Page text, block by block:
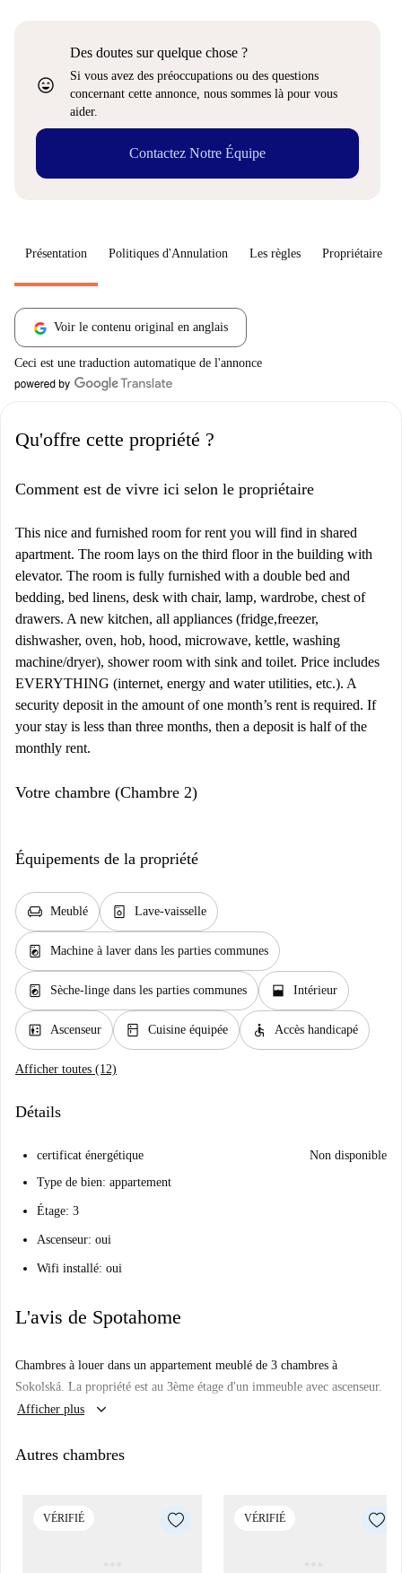
sentiment_very_satisfied
Des doutes sur quelque chose ?
Si vous avez des préoccupations ou des questions
concernant cette annonce, nous sommes là pour vous
aider.
Contactez Notre Équipe
Présentation Politiques d'Annulation Les règles Propriétaire
Voir le contenu original en anglais
Ceci est une traduction automatique de l'annonce
Qu'offre cette propriété ?
Comment est de vivre ici selon le propriétaire
This nice and furnished room for rent you will find in shared
apartment. The room lays on the third floor in the building with
elevator. The room is fully furnished with a double bed and
bedding, bed linens, desk with chair, lamp, wardrobe, chest of
drawers. A new kitchen, all appliances (fridge,freezer,
dishwasher, oven, hob, hood, microwave, kettle, washing
machine/dryer), shower room with sink and toilet. Price includes
EVERYTHING (internet, energy and water utilities, etc.). A
security deposit in the amount of one month’s rent is required. If
your stay is less than three months, then a deposit is half of the
monthly rent.
Votre chambre (Chambre 2)
Équipements de la propriété
chair Meublé dishwasher_gen Lave-vaisselle
local_laundry_service Machine à laver dans les parties communes
local_laundry_service Sèche-linge dans les parties communes window_open Intérieur
elevator Ascenseur kitchen Cuisine équipée accessible Accès handicapé
Afficher toutes (12)
Détails
certificat énergétique
Non disponible
Type de bien: appartement
Étage: 3
Ascenseur: oui
Wifi installé: oui
L'avis de Spotahome
Chambres à louer dans un appartement meublé de 3 chambres à
Sokolská. La propriété est au 3ème étage d'un immeuble avec ascenseur.
Afficher plus
keyboard_arrow_down
Autres chambres
VÉRIFIÉ VÉRIFIÉ